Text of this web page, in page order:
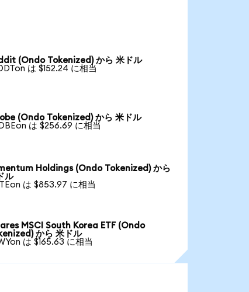
(Ondo Tokenized) から 米ドル
は $152.24 に相当
(Ondo Tokenized) から 米ドル
は $256.69 に相当
Holdings (Ondo Tokenized) から
ル
は $853.97 に相当
MSCI South Korea ETF (Ondo
から 米ドル
は $165.63 に相当